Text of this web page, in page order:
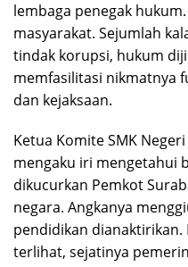
lembaga penegak hukum.
masyarakat. Sejumlah
tindak korupsi, hukum
memfasilitasi nikmatnya
dan kejaksaan.
Ketua Komite SMK
mengaku iri mengetahui
dikucurkan Pemkot
negara. Angkanya
pendidikan dianaktirikan.
terlihat, sejatinya